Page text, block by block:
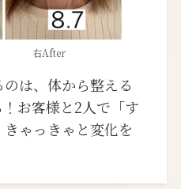
右After
は、体から整える
お客様と2人で「す
ゃっきゃと変化を